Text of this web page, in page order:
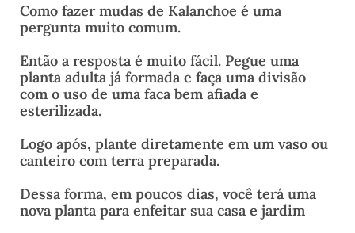
Como fazer mudas de Kalanchoe é uma
pergunta muito comum.
Então a resposta é muito fácil. Pegue uma
planta adulta já formada e faça uma divisão
com o uso de uma faca bem afiada e
esterilizada.
Logo após, plante diretamente em um vaso ou
canteiro com terra preparada.
Dessa forma, em poucos dias, você terá uma
nova planta para enfeitar sua casa e jardim